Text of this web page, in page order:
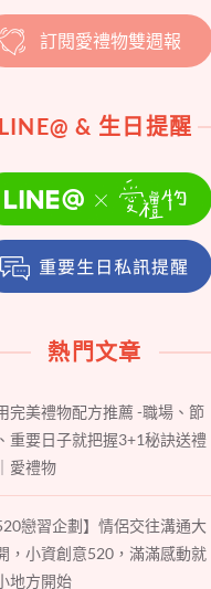
訂閱愛禮物雙週報
LINE@ & 生日提醒
熱門文章
完美禮物配方推薦 -職場、節
重要日子就把握3+1秘訣送禮
愛禮物
520戀習企劃】情侶交往溝通大
，小資創意520，滿滿感動就
地方開始